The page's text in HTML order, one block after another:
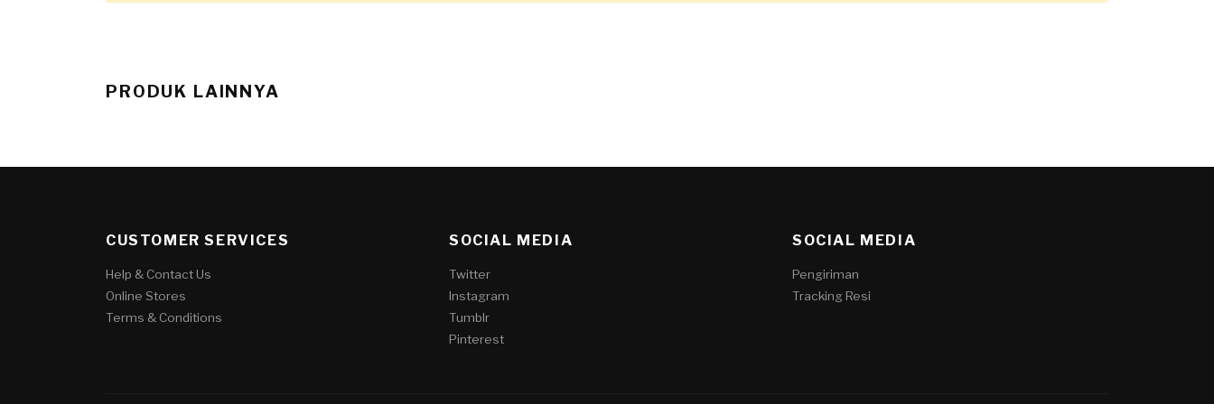
PRODUK LAINNYA
CUSTOMER SERVICES
Help & Contact Us
Online Stores
Terms & Conditions
SOCIAL MEDIA
Twitter
Instagram
Tumblr
Pinterest
SOCIAL MEDIA
Pengiriman
Tracking Resi